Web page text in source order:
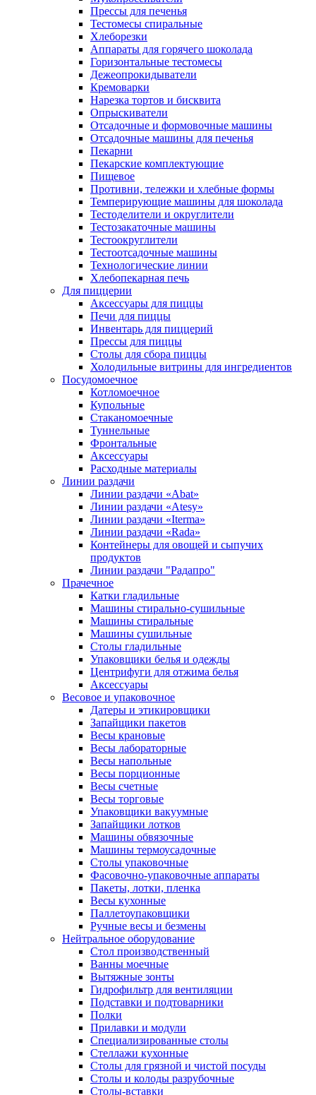
Прессы для печенья
Тестомесы спиральные
Хлеборезки
Аппараты для горячего шоколада
Горизонтальные тестомесы
Дежеопрокидыватели
Кремоварки
Нарезка тортов и бисквита
Опрыскиватели
Отсадочные и формовочные машины
Отсадочные машины для печенья
Пекарни
Пекарские комплектующие
Пищевое
Противни, тележки и хлебные формы
Темперирующие машины для шоколада
Тестоделители и округлители
Тестозакаточные машины
Тестоокруглители
Тестоотсадочные машины
Технологические линии
Хлебопекарная печь
Для пиццерии
Аксессуары для пиццы
Печи для пиццы
Инвентарь для пиццерий
Прессы для пиццы
Столы для сбора пиццы
Холодильные витрины для ингредиентов
Посудомоечное
Котломоечное
Купольные
Стаканомоечные
Туннельные
Фронтальные
Аксессуары
Расходные материалы
Линии раздачи
Линии раздачи «Abat»
Линии раздачи «Atesy»
Линии раздачи «Iterma»
Линии раздачи «Rada»
Контейнеры для овощей и сыпучих
продуктов
Линии раздачи "Радапро"
Прачечное
Катки гладильные
Машины стирально-сушильные
Машины стиральные
Машины сушильные
Столы гладильные
Упаковщики белья и одежды
Центрифуги для отжима белья
Аксессуары
Весовое и упаковочное
Датеры и этикировщики
Запайщики пакетов
Весы крановые
Весы лабораторные
Весы напольные
Весы порционные
Весы счетные
Весы торговые
Упаковщики вакуумные
Запайщики лотков
Машины обвязочные
Машины термоусадочные
Столы упаковочные
Фасовочно-упаковочные аппараты
Пакеты, лотки, пленка
Весы кухонные
Паллетоупаковщики
Ручные весы и безмены
Нейтральное оборудование
Cтол производственный
Ванны моечные
Вытяжные зонты
Гидрофильтр для вентиляции
Подставки и подтоварники
Полки
Прилавки и модули
Специализированные столы
Стеллажи кухонные
Столы для грязной и чистой посуды
Столы и колоды разрубочные
Столы-вставки